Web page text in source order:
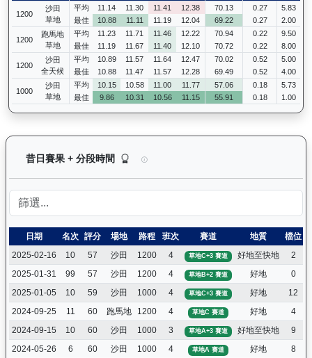
1200
沙田
草地
平均 11.14 11.30 11.41 12.38 70.13 0.27
5.83
最佳
10.88 11.11 11.19 12.04 69.22 0.27 2.00
1200
跑馬地
草地
平均 11.23 11.71 11.46 12.22 70.94 0.22
9.50
最佳
11.19 11.67 11.40 12.10 70.72 0.22 8.00
1200
沙田
全天候
平均 10.89 11.57 11.64 12.47 70.02 0.52
5.00
最佳
10.88 11.47 11.57 12.28 69.49 0.52 4.00
1000
沙田
草地
平均 10.15 10.58 11.00 11.77 57.06 0.18
5.73
最佳
9.86 10.31 10.56 11.15 55.91 0.18 1.00
昔日賽果 + 分段時間 萬事快（G416）— 昔日賽果及分段
日期 名次 評分 場地 路程 班次 賽道 地質 檔位
2025-02-16
10 57 沙田 1200 4 草地C+3 賽道 好地至快地 2
2025-01-31
99 57 沙田 1200 4 草地B+2 賽道 好地
0
2025-01-05
10 59 沙田 1000 4 草地C+3 賽道 好地 12
2024-09-25
11 60 跑馬地 1200 4 草地C 賽道 好地 4
2024-09-15
10 60 沙田 1000 3 草地A+3 賽道 好地至快地 9
2024-05-26
6 60 沙田 1000 4 草地A 賽道 好地 8